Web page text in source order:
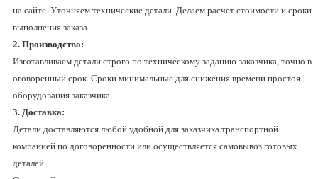
на сайте. Уточняем технические детали. Делаем расчет стоимости и сроки
выполнения заказа.
2. Производство:
Изготавливаем детали строго по техническому заданию заказчика, точно в
оговоренный срок. Сроки минимальные для снижения времени простоя
оборудования заказчика.
3. Доставка:
Детали доставляются любой удобной для заказчика транспортной
компанией по договоренности или осуществляется самовывоз готовых
деталей.